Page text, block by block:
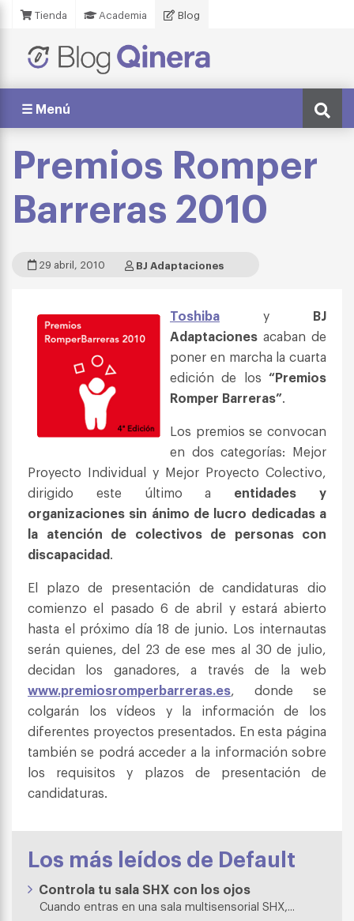
Tienda Academia Blog
☰ Menú
Premios Romper
Barreras 2010
29 abril, 2010 BJ Adaptaciones
Toshiba y BJ
Adaptaciones acaban de
poner en marcha la cuarta
edición de los “Premios
Romper Barreras”.
Los premios se convocan
en dos categorías: Mejor
Proyecto Individual y Mejor Proyecto Colectivo,
dirigido este último a entidades y
organizaciones sin ánimo de lucro dedicadas a
la atención de colectivos de personas con
discapacidad.
El plazo de presentación de candidaturas dio
comienzo el pasado 6 de abril y estará abierto
hasta el próximo día 18 de junio. Los internautas
serán quienes, del 23 de ese mes al 30 de julio,
decidan los ganadores, a través de la web
www.premiosromperbarreras.es, donde se
colgarán los vídeos y la información de los
diferentes proyectos presentados. En esta página
también se podrá acceder a la información sobre
los requisitos y plazos de presentación de
candidaturas.
Los más leídos de Default
Controla tu sala SHX con los ojos
Cuando entras en una sala multisensorial SHX,...